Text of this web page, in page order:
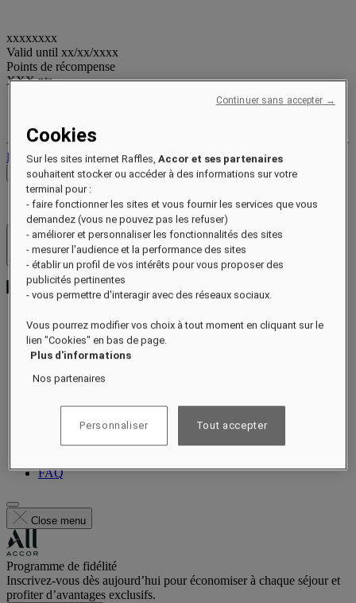
xxxxxxxx
Valid until xx/xx/xxxx
Points de récompense
XXXpts
Déconnexion
Voir les tarifs
Hôtels et resorts
Ouvrir le menu
À propos
Chambres et suites
Restauration
Spa Guerlain
Galerie
FAQ
Close menu
Programme de fidélité
Inscrivez-vous dès aujourd’hui pour économiser à chaque séjour et
profiter d’avantages exclusifs.
Cookies
Sur les sites internet Raffles,Accor et ses partenaires
souhaitent stocker ou accéder à des informations sur votre
terminal pour :
- faire fonctionner les sites et vous fournir les services que vous
demandez (vous ne pouvez pas les refuser)
- améliorer et personnaliser les fonctionnalités des sites
- mesurer l'audience et la performance des sites
- établir un profil de vos intérêts pour vous proposer des
publicités pertinentes
- vous permettre d'interagir avec des réseaux sociaux.
Vous pourrez modifier vos choix à tout moment en cliquant sur le
lien "Cookies" en bas de page.
Plus d'informations
Nos partenaires
Personnaliser Tout accepter
Continuer sans accepter →